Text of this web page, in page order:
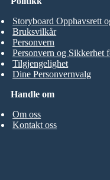
Handle om
Om oss
Kontakt oss
Storyboard Opphavsrett
Bruksvilkår
Personvern
Personvern og Sikkerhet
Tilgjengelighet
Dine Personvernvalg